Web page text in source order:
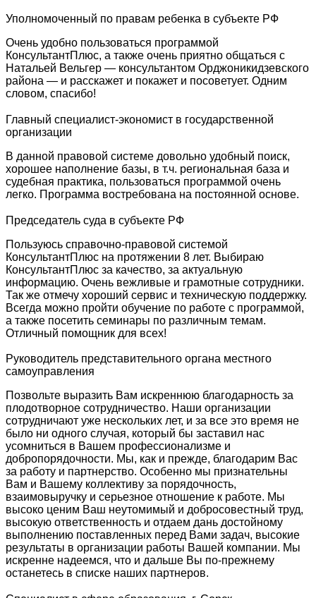
Уполномоченный по правам ребенка в субъекте РФ
Очень удобно пользоваться программой
КонсультантПлюс, а также очень приятно общаться с
Натальей Вельгер — консультантом Орджоникидзевского
района — и расскажет и покажет и посоветует. Одним
словом, спасибо!
Главный специалист-экономист в государственной
организации
В данной правовой системе довольно удобный поиск,
хорошее наполнение базы, в т.ч. региональная база и
судебная практика, пользоваться программой очень
легко. Программа востребована на постоянной основе.
Председатель суда в субъекте РФ
Пользуюсь справочно-правовой системой
КонсультантПлюс на протяжении 8 лет. Выбираю
КонсультантПлюс за качество, за актуальную
информацию. Очень вежливые и грамотные сотрудники.
Так же отмечу хороший сервис и техническую поддержку.
Всегда можно пройти обучение по работе с программой,
а также посетить семинары по различным темам.
Отличный помощник для всех!
Руководитель представительного органа местного
самоуправления
Позвольте выразить Вам искреннюю благодарность за
плодотворное сотрудничество. Наши организации
сотрудничают уже нескольких лет, и за все это время не
было ни одного случая, который бы заставил нас
усомниться в Вашем профессионализме и
добропорядочности. Мы, как и прежде, благодарим Вас
за работу и партнерство. Особенно мы признательны
Вам и Вашему коллективу за порядочность,
взаимовыручку и серьезное отношение к работе. Мы
высоко ценим Ваш неутомимый и добросовестный труд,
высокую ответственность и отдаем дань достойному
выполнению поставленных перед Вами задач, высокие
результаты в организации работы Вашей компании. Мы
искренне надеемся, что и дальше Вы по-прежнему
останетесь в списке наших партнеров.